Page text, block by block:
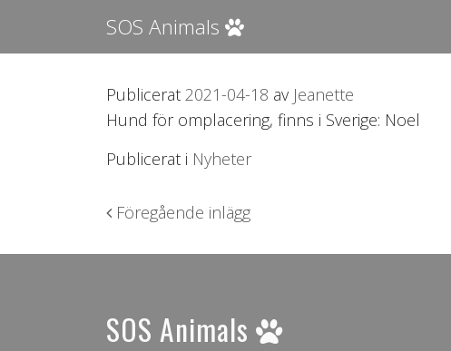
SOS Animals
Publicerat 2021-04-18 av Jeanette
Hund för omplacering, finns i Sverige: Noel
Publicerat i Nyheter
Inläggsnavigering
Föregående inlägg
SOS Animals